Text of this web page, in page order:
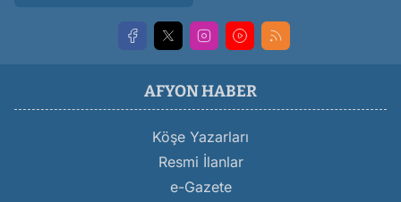
AFYON HABER
Köşe Yazarları
Resmi İlanlar
e-Gazete